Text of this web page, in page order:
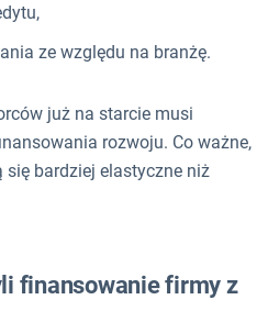
ze względu na branżę.
już na starcie musi
rozwoju. Co ważne,
bardziej elastyczne niż
finansowanie firmy z